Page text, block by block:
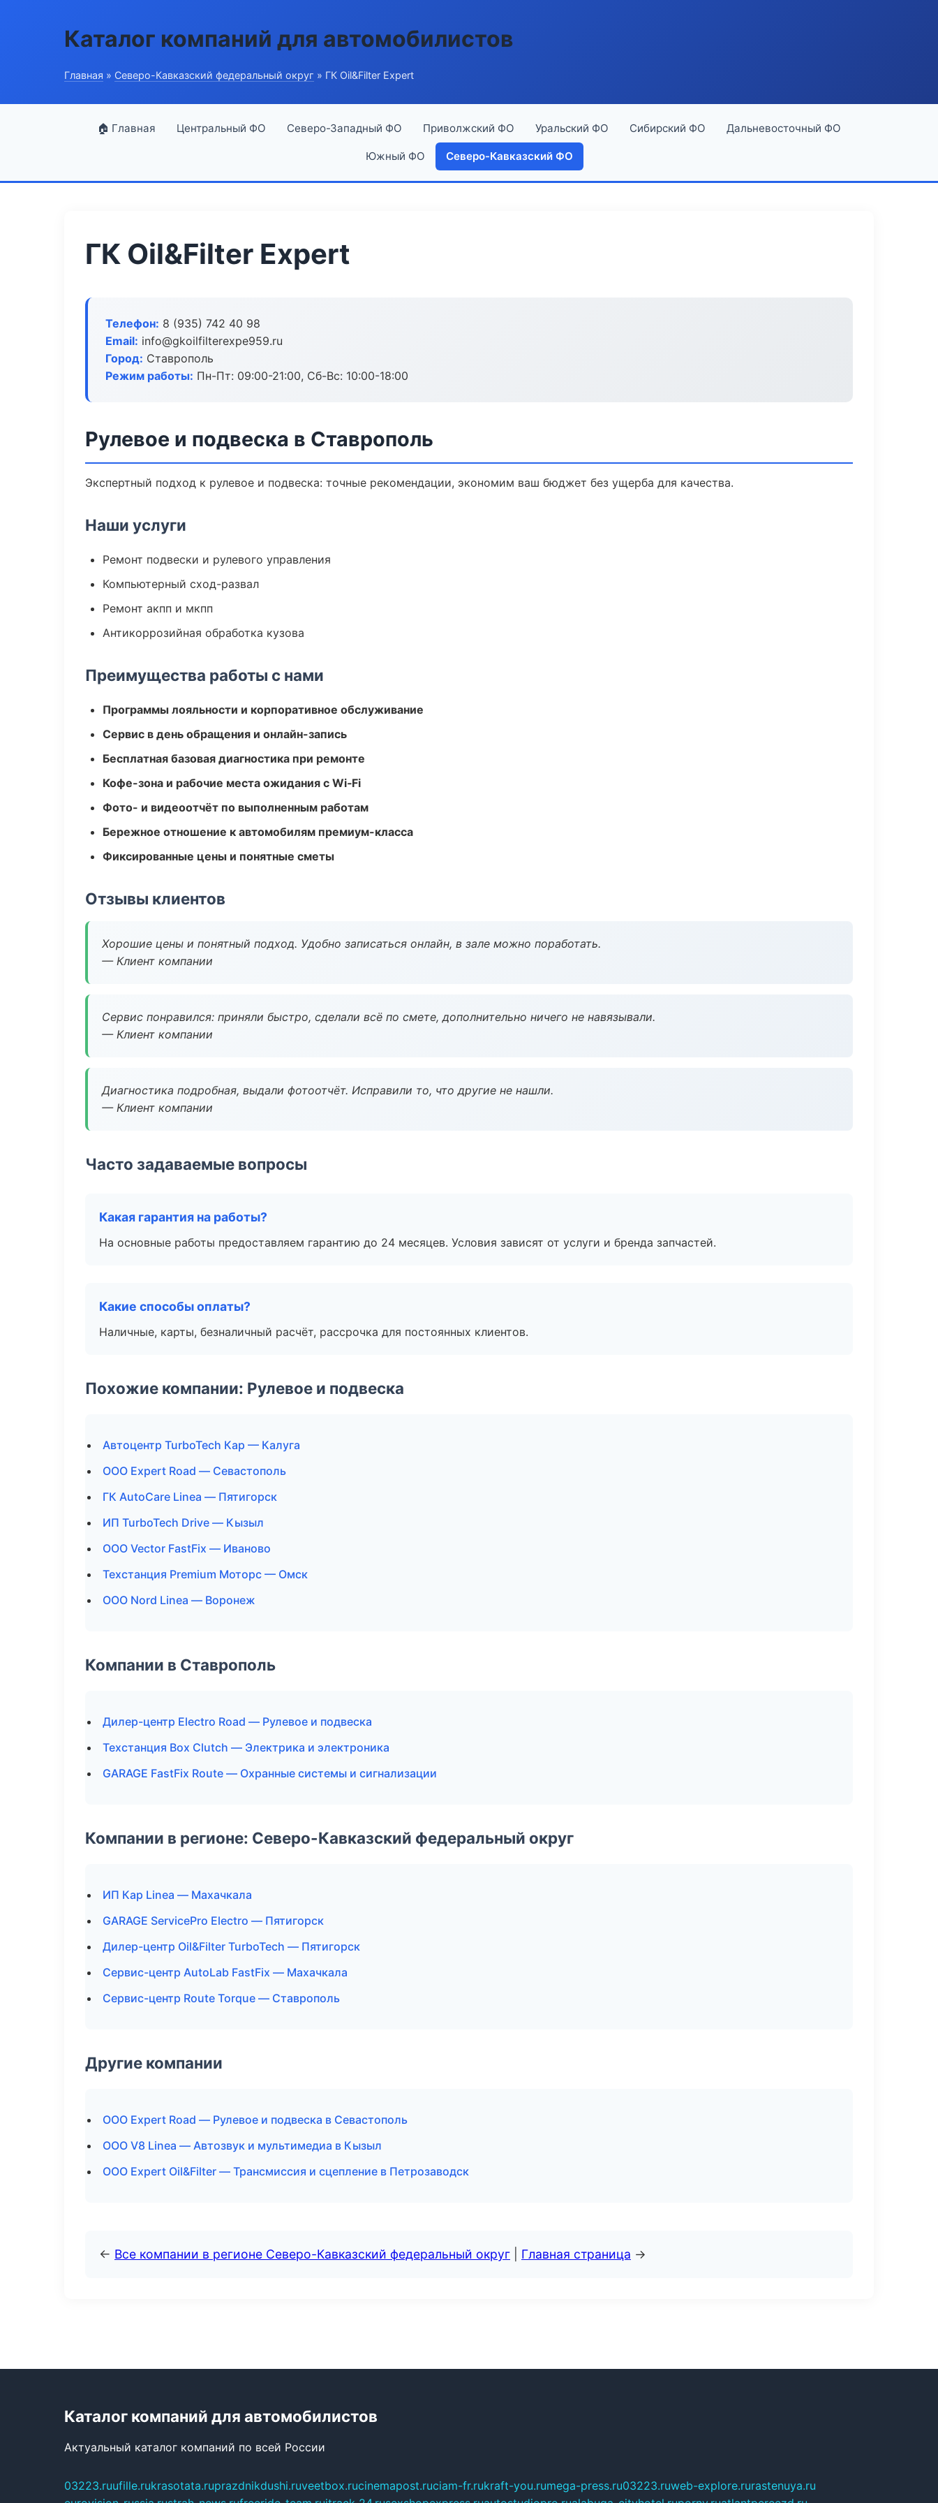
Каталог компаний для автомобилистов
Главная » Северо-Кавказский федеральный округ » ГК Oil&Filter Expert
🏠 Главная Центральный ФО Северо-Западный ФО Приволжский ФО Уральский ФО Сибирский ФО Дальневосточный ФО
Южный ФО Северо-Кавказский ФО
ГК Oil&Filter Expert
Телефон: 8 (935) 742 40 98
Email: info@gkoilfilterexpe959.ru
Город: Ставрополь
Режим работы: Пн-Пт: 09:00-21:00, Сб-Вс: 10:00-18:00
Рулевое и подвеска в Ставрополь
Экспертный подход к рулевое и подвеска: точные рекомендации, экономим ваш бюджет без ущерба для качества.
Наши услуги
Ремонт подвески и рулевого управления
Компьютерный сход-развал
Ремонт акпп и мкпп
Антикоррозийная обработка кузова
Преимущества работы с нами
Программы лояльности и корпоративное обслуживание
Сервис в день обращения и онлайн-запись
Бесплатная базовая диагностика при ремонте
Кофе-зона и рабочие места ожидания с Wi‑Fi
Фото- и видеоотчёт по выполненным работам
Бережное отношение к автомобилям премиум-класса
Фиксированные цены и понятные сметы
Отзывы клиентов
Хорошие цены и понятный подход. Удобно записаться онлайн, в зале можно поработать.
— Клиент компании
Сервис понравился: приняли быстро, сделали всё по смете, дополнительно ничего не навязывали.
— Клиент компании
Диагностика подробная, выдали фотоотчёт. Исправили то, что другие не нашли.
— Клиент компании
Часто задаваемые вопросы
Какая гарантия на работы?
На основные работы предоставляем гарантию до 24 месяцев. Условия зависят от услуги и бренда запчастей.
Какие способы оплаты?
Наличные, карты, безналичный расчёт, рассрочка для постоянных клиентов.
Похожие компании: Рулевое и подвеска
Автоцентр TurboTech Кар — Калуга
ООО Expert Road — Севастополь
ГК AutoCare Linea — Пятигорск
ИП TurboTech Drive — Кызыл
ООО Vector FastFix — Иваново
Техстанция Premium Моторс — Омск
ООО Nord Linea — Воронеж
Компании в Ставрополь
Дилер-центр Electro Road — Рулевое и подвеска
Техстанция Box Clutch — Электрика и электроника
GARAGE FastFix Route — Охранные системы и сигнализации
Компании в регионе: Северо-Кавказский федеральный округ
ИП Кар Linea — Махачкала
GARAGE ServicePro Electro — Пятигорск
Дилер-центр Oil&Filter TurboTech — Пятигорск
Сервис-центр AutoLab FastFix — Махачкала
Сервис-центр Route Torque — Ставрополь
Другие компании
ООО Expert Road — Рулевое и подвеска в Севастополь
ООО V8 Linea — Автозвук и мультимедиа в Кызыл
ООО Expert Oil&Filter — Трансмиссия и сцепление в Петрозаводск
← Все компании в регионе Северо-Кавказский федеральный округ Главная страница →
Каталог компаний для автомобилистов
Актуальный каталог компаний по всей России
03223.ruufille.rukrasotata.ruprazdnikdushi.ruveetbox.rucinemapost.ruciam-fr.rukraft-you.rumega-press.ru03223.ruweb-explore.rurastenuya.ru